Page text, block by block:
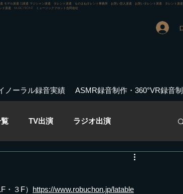
モデル派遣 DJ派遣 マジシャン派遣 タレント派遣 ものまねタレント事務所 お笑い芸人派遣 お笑いタレント派遣 タレント
ド派遣 MUSIC FRONT ミュージックフロント合同会社
ノーラル録音実績 ASMR録音制作・360°VR録音
TV出演 ラジオ出演
審査員
３F） https://www.robuchon.jp/latable